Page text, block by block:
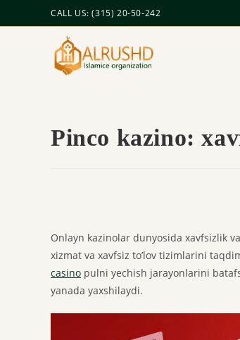
CALL US: (315) 20-50-242
Pinco kazino:
Onlayn kazinolar dunyosida xavfsizlik
xizmat va xavfsiz to’lov tizimlarini
casino pulni yechish jarayonlarini
yanada yaxshilaydi.